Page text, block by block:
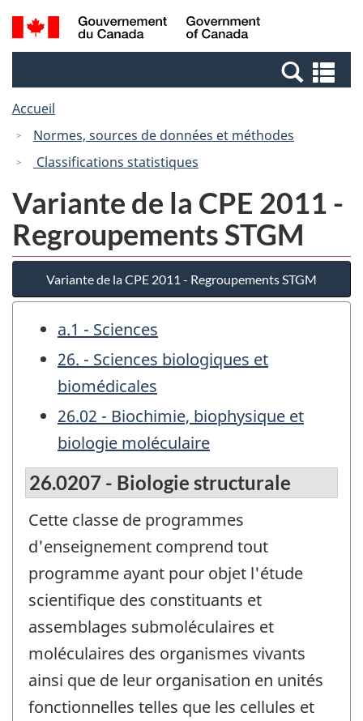
Passer
au
Passer
à
Canada
Recherche
et
et
Accueil
Normes, sources de données et méthodes
Classifications statistiques
Variante de la CPE 2011 -
Regroupements STGM
Variante de la CPE 2011 - Regroupements STGM
a.1 - Sciences
26. - Sciences biologiques et
biomédicales
26.02 - Biochimie, biophysique et
biologie moléculaire
26.0207 - Biologie structurale
Cette classe de programmes
d'enseignement comprend tout
programme ayant pour objet l'étude
scientifique des constituants et
assemblages submoléculaires et
moléculaires des organismes vivants
ainsi que de leur organisation en unités
fonctionnelles telles que les cellules et